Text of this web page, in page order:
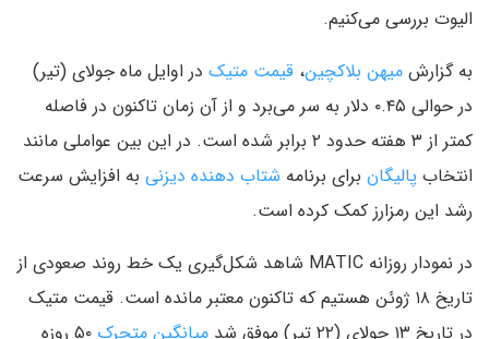
الیوت بررسی می‌کنیم.
به گزارش میهن بلاکچین، قیمت متیک در اوایل ماه جولای (تیر)
در حوالی ۰.۴۵ دلار به سر می‌برد و از آن زمان تاکنون در فاصله
کمتر از ۳ هفته حدود ۲ برابر شده است. در این بین عواملی مانند
انتخاب پالیگان برای برنامه شتاب دهنده دیزنی به افزایش سرعت
رشد این رمزارز کمک کرده است.
در نمودار روزانه MATIC شاهد شکل‌گیری یک خط روند صعودی از
تاریخ ۱۸ ژوئن هستیم که تاکنون معتبر مانده است. قیمت متیک
در تاریخ ۱۳ جولای (۲۲ تیر) موفق شد
میانگین متحرک
۵۰ روزه